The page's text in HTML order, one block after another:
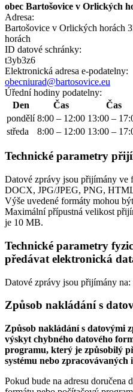
obec Bartošovice v Orlických
Adresa:
Bartošovice v Orlických horách
horách
ID datové schránky:
t3yb3z6
Elektronická adresa e‑podatelny:
obecniurad@bartosovice.eu
Úřední hodiny podatelny:
Den
Čas
Čas
pondělí 8:00 – 12:00 13:00 –
středa
8:00 – 12:00 13:00 –
Technické parametry
Datové zprávy jsou přijímány ve
DOCX, JPG/JPEG, PNG,
Výše uvedené formáty mohou
Maximální přípustná velikost
je 10 MB.
Technické parametry
předávat elektronická
Datové zprávy jsou přijímány na:
Způsob nakládání s
Způsob nakládání s datovými
výskyt chybného datového
programu, který je způsobilý
systému nebo zpracovávaných
Pokud bude na adresu doručena